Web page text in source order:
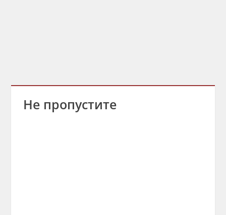
Не пропустите